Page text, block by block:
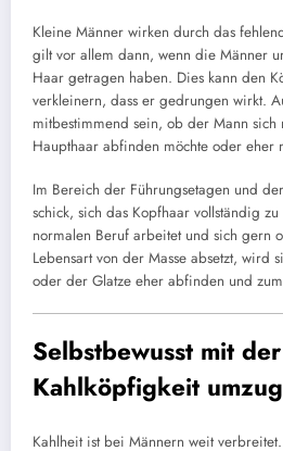
Kleine Männer wirken durch das
gilt vor allem dann, wenn die Männer
Haar getragen haben. Dies kann den
verkleinern, dass er gedrungen wirkt.
mitbestimmend sein, ob der Mann sich
Haupthaar abfinden möchte oder eher
Im Bereich der Führungsetagen und
schick, sich das Kopfhaar vollständig
normalen Beruf arbeitet und sich gern
Lebensart von der Masse absetzt, wird
oder der Glatze eher abfinden und
Selbstbewusst mit der
Kahlköpfigkeit
Kahlheit ist bei Männern weit